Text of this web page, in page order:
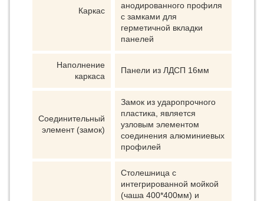
Каркас
анодированного профиля
с замками для
герметичной вкладки
панелей
Наполнение
каркаса
Панели из ЛДСП 16мм
Соединительный
элемент (замок)
Замок из ударопрочного
пластика, является
узловым элементом
соединения алюминиевых
профилей
Столешница с
интегрированной мойкой
(чаша 400*400мм) и